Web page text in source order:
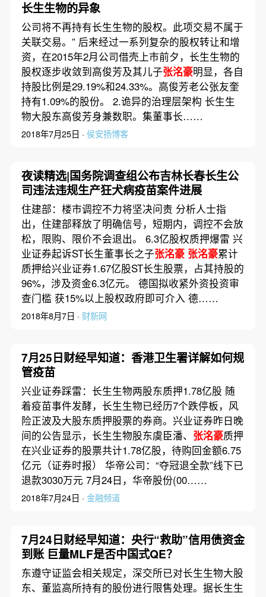
长生生物的异象
公司将不再持有长生生物的股权。此项交易不属于
关联交易。” 后来经过一系列复杂的股权转让和增
资，在2015年2月公司借壳上市前夕，长生生物的
股权逐步收敛到高俊芳及其儿子张洺豪明显，各自
持股比例是29.19%和24.33%。高俊芳老公张友奎
持有1.09%的股份。 2.诡异的治理层架构 长生生
物大股东高俊芳身兼数职。集董事长……
2018年7月25日 · 侯安扬博客
夜读精选|国务院调查组公布吉林长春长生公
司违法违规生产狂犬病疫苗案件进展
住建部：楼市调控不力将坚决问责 分析人士指
出，住建部释放了明确信号，短期内，调控不会放
松，限购、限价不会退出。 6.3亿股权质押爆雷 兴
业证券起诉ST长生董事长之子张洺豪 张洺豪累计
质押给兴业证券1.67亿股ST长生股票，占其持股的
96%，涉及资金6.3亿元。 德国拟收紧外资投资审
查门槛 获15%以上股权政府即可介入 德……
2018年8月7日 · 财新网
7月25日财经早知道：香港卫生署详解如何规
管疫苗
兴业证券踩雷：长生生物两股东质押1.78亿股 随
着疫苗事件发酵，长生生物已经历7个跌停板，风
险正波及大股东质押股票的券商。兴业证券昨日晚
间的公告显示，长生生物股东虞臣潘、 张洺豪质押
在兴业证券的股票共计1.78亿股，待购回金额6.75
亿元（证券时报） 华帝公司：“夺冠退全款”线下已
退款3030万元 7月24日，华帝股份(00……
2018年7月24日 · 金融频道
7月24日财经早知道：央行“救助”信用债资金
到账 巨量MLF是否中国式QE？
东遵守证监会相关规定，深交所已对长生生物大股
东、董监高所持有的股份进行限售处理。据长生生